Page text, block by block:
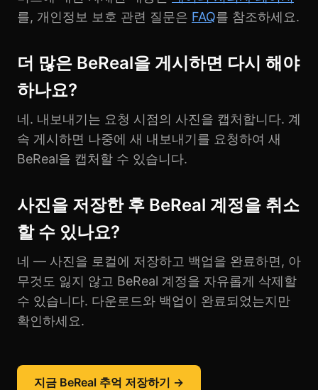
를, 개인정보 보호 관련 질문은 FAQ를 참조하세요.
더 많은 BeReal을 게시하면 다시 해야
하나요?
네. 내보내기는 요청 시점의 사진을 캡처합니다. 계
속 게시하면 나중에 새 내보내기를 요청하여 새
BeReal을 캡처할 수 있습니다.
사진을 저장한 후 BeReal 계정을 취소
할 수 있나요?
네 — 사진을 로컬에 저장하고 백업을 완료하면, 아
무것도 잃지 않고 BeReal 계정을 자유롭게 삭제할
수 있습니다. 다운로드와 백업이 완료되었는지만
확인하세요.
지금 BeReal 추억 저장하기 →